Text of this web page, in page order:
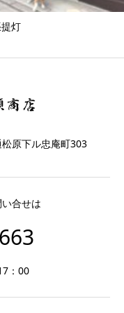
灯
原下ル忠庵町303
合せは
：00